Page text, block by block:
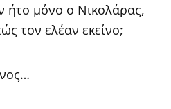
ήτο μόνο ο Νικολάρας,
τον ελέαν εκείνο;